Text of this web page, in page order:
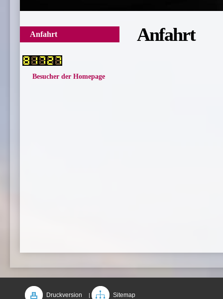
Anfahrt
Besucher der Homepage
Anfahrt
Druckversion | Sitemap